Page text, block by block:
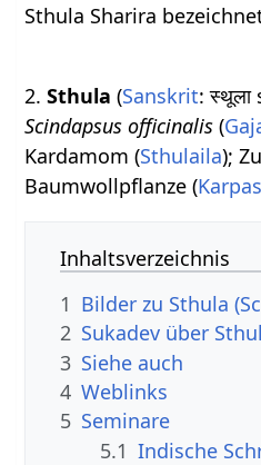
Sthula Sharira
2.Sthula (Sanskrit:
Scindapsus officinalis (
Kardamom (Sthulaila);
Baumwollpflanze (
Inhaltsverzeichnis
1 Bilder zu Sthula
2 Sukadev über
3 Siehe auch
4 Weblinks
5 Seminare
5.1 Indische